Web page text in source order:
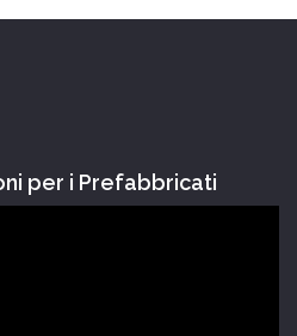
per i Prefabbricati